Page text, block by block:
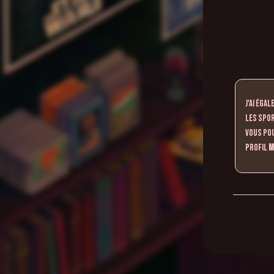
J'ai
les
Vous
profil